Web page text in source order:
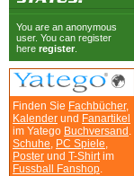
You are an anonymous
user. You can register
here register
Finden Sie Fachbücher,
Kalender und Fanartikel
im Yatego Buchversand .
Schuhe, PC Spiele,
Poster und T-Shirtim
Fussball Fanshop.